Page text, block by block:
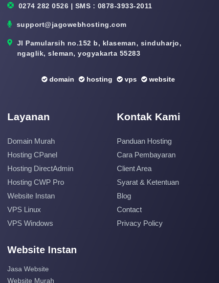
0274 282 0526 | SMS : 0878-3933-2011
support@jagowebhosting.com
Jl Pamularsih no.152 b, klaseman, sinduharjo,
ngaglik, sleman, yogyakarta 55283
domain hosting vps website
Layanan
Domain Murah
Hosting CPanel
Hosting DirectAdmin
Hosting CWP Pro
Website Instan
VPS Linux
VPS Windows
Kontak Kami
Panduan Hosting
Cara Pembayaran
Client Area
Syarat & Ketentuan
Blog
Contact
Privacy Policy
Website Instan
Jasa Website
Website Murah